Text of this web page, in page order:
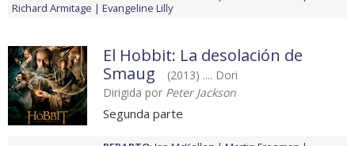
Richard Armitage
Evangeline Lilly
El Hobbit: La desolación de
Smaug
(2013) .... Dori
Dirigida por Peter Jackson
Segunda parte